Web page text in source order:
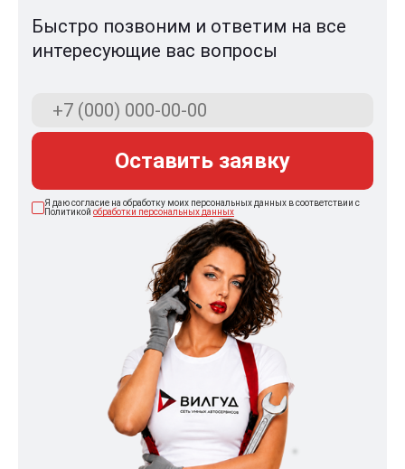
Быстро позвоним и ответим на все
интересующие вас вопросы
Оставить заявку
Я даю согласие на обработку моих персональных данных в соответствии с
Политикой обработки персональных данных